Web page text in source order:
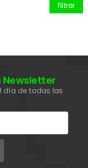
filtrar
día de todas las